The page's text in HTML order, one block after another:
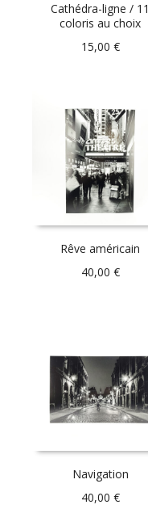
Cathédra-ligne / 11
coloris au choix
15,00 €
Rêve américain
40,00 €
Navigation
40,00 €